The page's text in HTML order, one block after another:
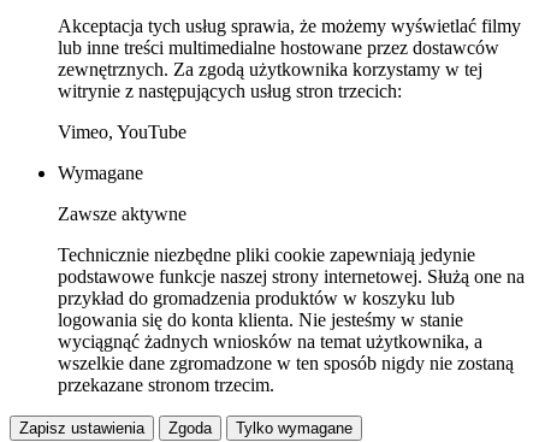
Akceptacja tych usług sprawia, że możemy wyświetlać filmy
lub inne treści multimedialne hostowane przez dostawców
zewnętrznych. Za zgodą użytkownika korzystamy w tej
witrynie z następujących usług stron trzecich:
Vimeo, YouTube
Wymagane
Zawsze aktywne
Technicznie niezbędne pliki cookie zapewniają jedynie
podstawowe funkcje naszej strony internetowej. Służą one na
przykład do gromadzenia produktów w koszyku lub
logowania się do konta klienta. Nie jesteśmy w stanie
wyciągnąć żadnych wniosków na temat użytkownika, a
wszelkie dane zgromadzone w ten sposób nigdy nie zostaną
przekazane stronom trzecim.
Zapisz ustawienia Zgoda Tylko wymagane